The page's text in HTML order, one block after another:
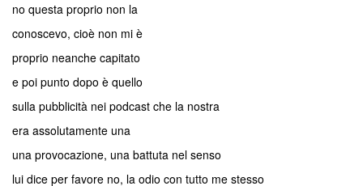
no questa proprio non la
conoscevo, cioè non mi è
proprio neanche capitato
e poi punto dopo è quello
sulla pubblicità nei podcast che la nostra
era assolutamente una
una provocazione, una battuta nel senso
lui dice per favore no, la odio con tutto me stesso